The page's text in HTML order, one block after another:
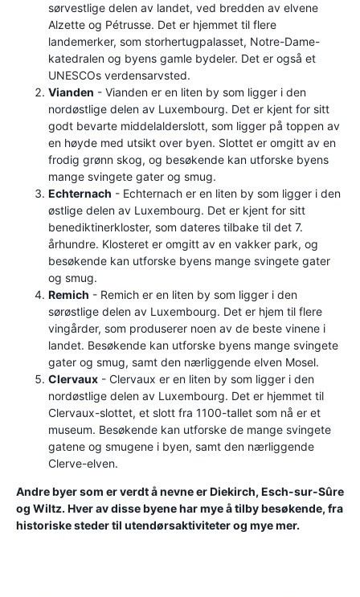
sørvestlige delen av landet, ved bredden av elvene
Alzette og Pétrusse. Det er hjemmet til flere
landemerker, som storhertugpalasset, Notre-Dame-
katedralen og byens gamle bydeler. Det er også et
UNESCOs verdensarvsted.
Vianden - Vianden er en liten by som ligger i den
nordøstlige delen av Luxembourg. Det er kjent for sitt
godt bevarte middelalderslott, som ligger på toppen av
en høyde med utsikt over byen. Slottet er omgitt av en
frodig grønn skog, og besøkende kan utforske byens
mange svingete gater og smug.
Echternach - Echternach er en liten by som ligger i den
østlige delen av Luxembourg. Det er kjent for sitt
benediktinerkloster, som dateres tilbake til det 7.
århundre. Klosteret er omgitt av en vakker park, og
besøkende kan utforske byens mange svingete gater
og smug.
Remich - Remich er en liten by som ligger i den
sørøstlige delen av Luxembourg. Det er hjem til flere
vingårder, som produserer noen av de beste vinene i
landet. Besøkende kan utforske byens mange svingete
gater og smug, samt den nærliggende elven Mosel.
Clervaux - Clervaux er en liten by som ligger i den
nordøstlige delen av Luxembourg. Det er hjemmet til
Clervaux-slottet, et slott fra 1100-tallet som nå er et
museum. Besøkende kan utforske de mange svingete
gatene og smugene i byen, samt den nærliggende
Clerve-elven.
Andre byer som er verdt å nevne er Diekirch, Esch-sur-Sûre
og Wiltz. Hver av disse byene har mye å tilby besøkende, fra
historiske steder til utendørsaktiviteter og mye mer.